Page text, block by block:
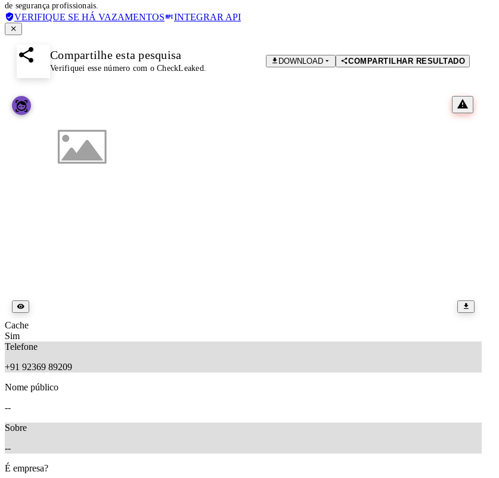
de segurança profissionais.
VERIFIQUE SE HÁ VAZAMENTOS INTEGRAR API
Compartilhe esta pesquisa
Verifiquei esse número com o CheckLeaked.
DOWNLOAD COMPARTILHAR RESULTADO
Cache
Sim
Telefone
+91 92369 89209
Nome público
--
Sobre
--
É empresa?